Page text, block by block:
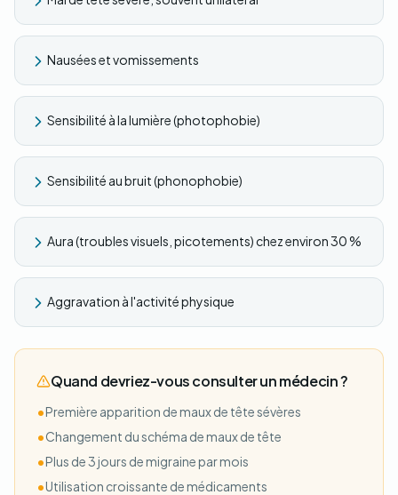
Nausées et vomissements
Sensibilité à la lumière (photophobie)
Sensibilité au bruit (phonophobie)
Aura (troubles visuels, picotements) chez environ 30 %
Aggravation à l'activité physique
Quand devriez-vous consulter un médecin ?
•Première apparition de maux de tête sévères
•Changement du schéma de maux de tête
•Plus de 3 jours de migraine par mois
•Utilisation croissante de médicaments